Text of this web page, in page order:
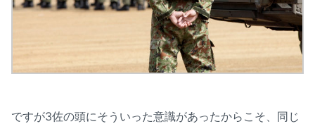
ですが3佐の頭にそういった意識があったからこそ、同じ